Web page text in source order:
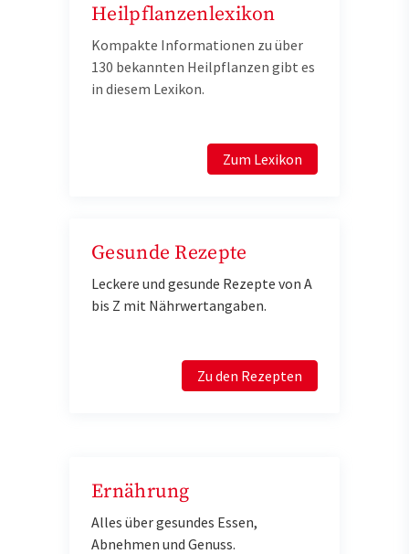
Heilpflanzenlexikon
Kompakte Informationen zu über
130 bekannten Heilpflanzen gibt es
in diesem Lexikon.
Zum Lexikon
Gesunde Rezepte
Leckere und gesunde Rezepte von A
bis Z mit Nährwertangaben.
Zu den Rezepten
Ernährung
Alles über gesundes Essen,
Abnehmen und Genuss.